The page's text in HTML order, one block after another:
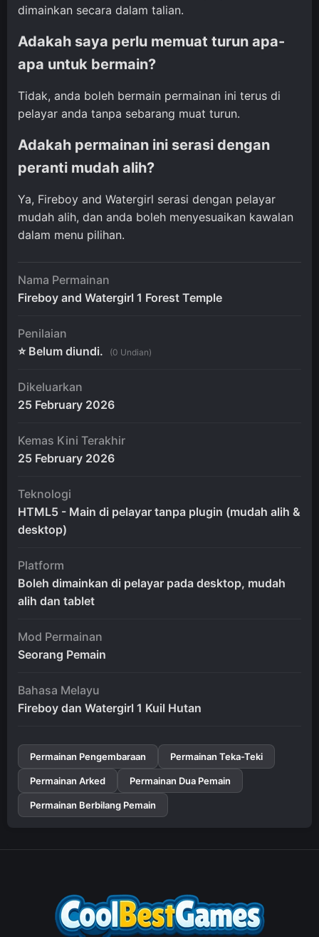
dimainkan secara dalam talian.
Adakah saya perlu memuat turun apa-
apa untuk bermain?
Tidak, anda boleh bermain permainan ini terus di
pelayar anda tanpa sebarang muat turun.
Adakah permainan ini serasi dengan
peranti mudah alih?
Ya, Fireboy and Watergirl serasi dengan pelayar
mudah alih, dan anda boleh menyesuaikan kawalan
dalam menu pilihan.
Nama Permainan
Fireboy and Watergirl 1 Forest Temple
Penilaian
⭐ Belum diundi.
(0 Undian)
Dikeluarkan
25 February 2026
Kemas Kini Terakhir
25 February 2026
Teknologi
HTML5 - Main di pelayar tanpa plugin (mudah alih &
desktop)
Platform
Boleh dimainkan di pelayar pada desktop, mudah
alih dan tablet
Mod Permainan
Seorang Pemain
Bahasa Melayu
Fireboy dan Watergirl 1 Kuil Hutan
Permainan Pengembaraan Permainan Teka-Teki
Permainan Arked Permainan Dua Pemain
Permainan Berbilang Pemain